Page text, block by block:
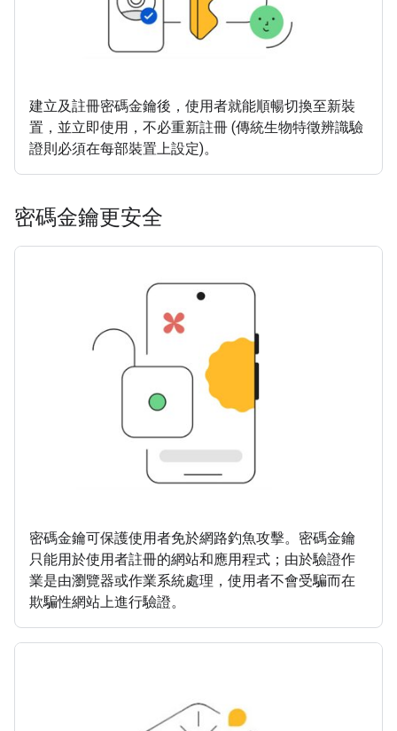
建立及註冊密碼金鑰後，使用者就能順暢切換至新裝
置，並立即使用，不必重新註冊 (傳統生物特徵辨識驗
證則必須在每部裝置上設定)。
密碼金鑰更安全
密碼金鑰可保護使用者免於網路釣魚攻擊。密碼金鑰
只能用於使用者註冊的網站和應用程式；由於驗證作
業是由瀏覽器或作業系統處理，使用者不會受騙而在
欺騙性網站上進行驗證。